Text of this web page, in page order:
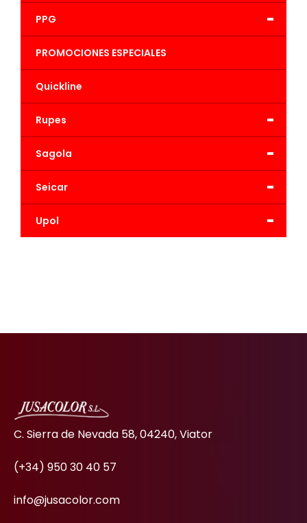
-
PPG
PROMOCIONES ESPECIALES
Quickline
-
Rupes
-
Sagola
-
Seicar
-
Upol
C. Sierra de Nevada 58, 04240, Viator
(+34) 950 30 40 57
info@jusacolor.com